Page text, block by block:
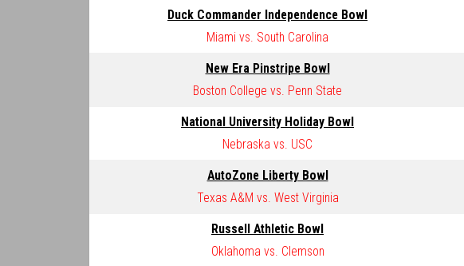
Duck Commander Independence Bowl
Miami vs. South Carolina
New Era Pinstripe Bowl
Boston College vs. Penn State
National University Holiday Bowl
Nebraska vs. USC
AutoZone Liberty Bowl
Texas A&M vs. West Virginia
Russell Athletic Bowl
Oklahoma vs. Clemson